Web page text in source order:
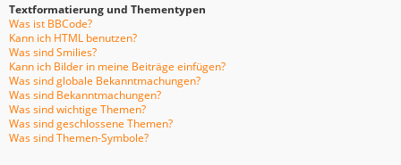
Textformatierung und Thementypen
Was ist BBCode?
Kann ich HTML benutzen?
Was sind Smilies?
Kann ich Bilder in meine Beiträge einfügen?
Was sind globale Bekanntmachungen?
Was sind Bekanntmachungen?
Was sind wichtige Themen?
Was sind geschlossene Themen?
Was sind Themen-Symbole?